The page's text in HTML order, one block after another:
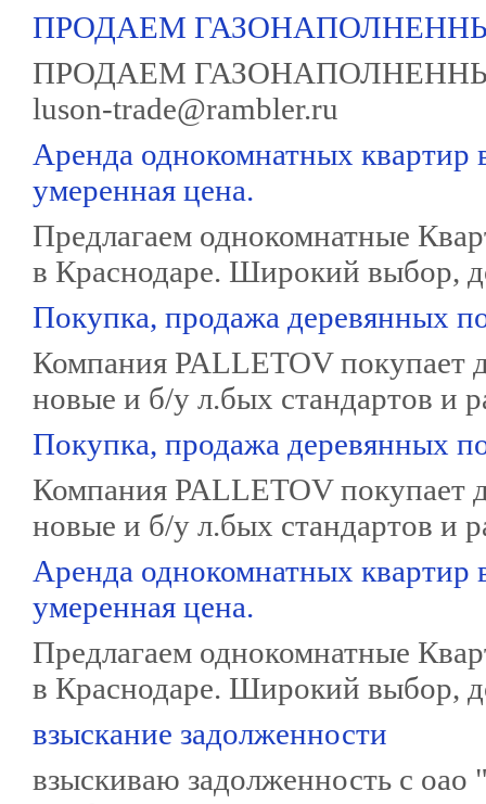
ПРОДАЕМ
ПРОДАЕМ
luson-trade@rambler.ru
Аренда однокомнатных
умеренная цена.
Предлагаем однокомнатные
в Краснодаре. Широкий выбор,
Покупка, продажа деревянных
Компания PALLETOV покупает
новые и б/у л.бых стандартов и
Покупка, продажа деревянных
Компания PALLETOV покупает
новые и б/у л.бых стандартов и
Аренда однокомнатных
умеренная цена.
Предлагаем однокомнатные
в Краснодаре. Широкий выбор,
взыскание задолженности
взыскиваю задолженность с оао